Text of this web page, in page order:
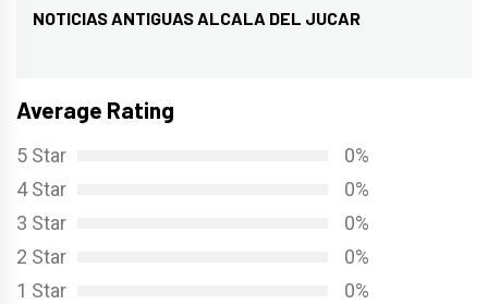
Entrada
NOTICIAS ANTIGUAS ALCALA DEL JUCAR
Average Rating
5 Star
0%
4 Star
0%
3 Star
0%
2 Star
0%
1 Star
0%